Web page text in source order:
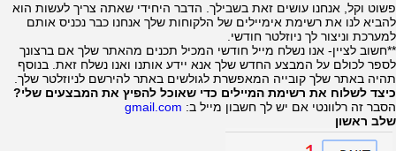
פשוט וקל, אנחנו עושים זאת בשבילך. הדבר היחידי שאתה צריך לעשות הוא
להביא לנו את רשימת אימיילים של הלקוחות שלך אנחנו כבר נכניס אותם
למערכת וניצור לך ניוזלטר חודשי.
**חשוב לציין- אנו נשלח מייל חודשי המכיל תכנים מהאתר שלך אם ברצונך
לספר לכולם על המבצע החדש שלך אנא יידע אותנו ואנו נשלח זאת. בנוסף
תהיה באתר שלך קובייה המאפשרת לגולשים באתר להירשם לניוזלטר שלך.
כיצד לשלוח את רשימת המיילים כדי שאוכל להפיץ את המבצעים שלי?
הסבר זה רלוונטי אם יש לך חשבון מייל ב: gmail.com
שלב ראשון